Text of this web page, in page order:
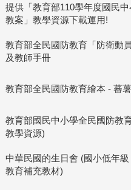
提供「教育部110學年度國民
教案」教學資源下載運用!
教育部全民國防教育「防衛動
及教師手冊
教育部全民國防教育繪本 - 蕃
教育部國民中小學全民國防教
教學資源)
中華民國的生日會 (國小低年
教育補充教材)